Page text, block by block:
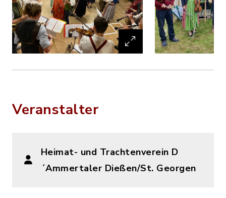
Veranstalter
Heimat- und Trachtenverein D
´Ammertaler Dießen/St. Georgen